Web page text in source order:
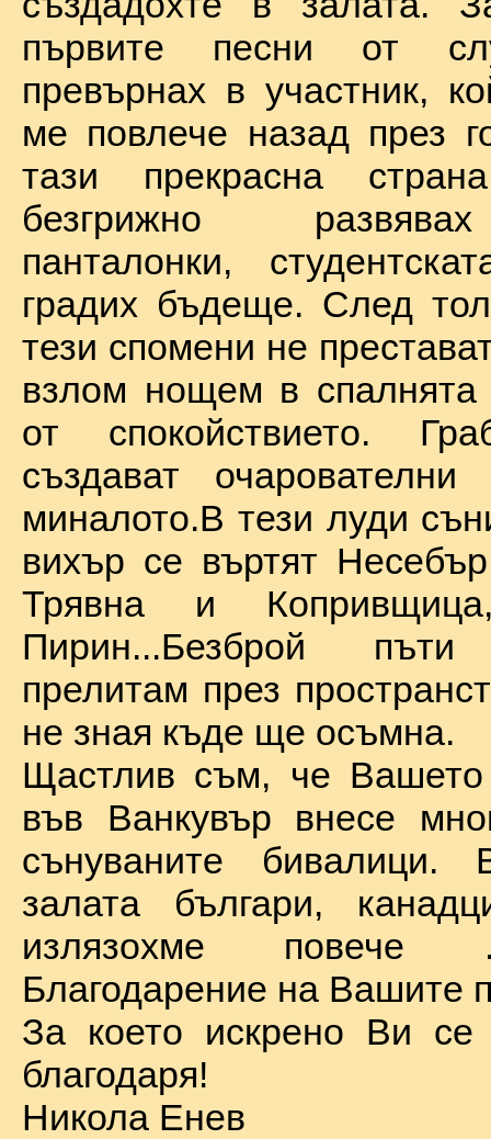
първите песни от
превърнах в участник,
ме повлече назад през
тази прекрасна
безгрижно
панталонки,
градих бъдеще. След
тези спомени не
взлом нощем в спалнята
от спокойствието.
създават
миналото.В тези луди
вихър се въртят
Трявна и
Пирин...Безброй
прелитам през
не зная къде ще осъмна.
Щастлив съм, че Вашето
във Ванкувър внесе
сънуваните бивалици.
залата българи,
излязохме
Благодарение на Вашите
За което искрено Ви се
благодаря!
Никола Енев